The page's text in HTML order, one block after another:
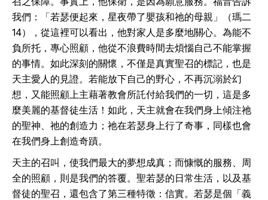
我們：「若瑟便起來，星夜帶了嬰孩和祂的母親」（瑪二
14），從這裡可以看出，他對家人是多麼地關心。為能不
負所托，專心照顧，他從不浪費時間去煩惱自己不能掌握
的事情。如此深刻的關懷，不僅是真實聖召的標記，也是
天主愛人的見證。若能放下自己的野心，不再沉溺於幻
想，又能照顧上主藉著教會所託付給我們的一切，這是多
麼美麗的基督徒生活！如此，天主就會在我們身上傾注祂
的聖神、祂的創造力；祂在若瑟身上行了奇事，同樣也會
在我們身上創造奇蹟。
天主的召叫，使我們最大的夢想成真；而慷慨的服務、周
全的照顧，則是我們的答覆。聖若瑟的日常生活，以及基
督徒的聖召，還包含了第三種特徵：信實。若瑟是個「義